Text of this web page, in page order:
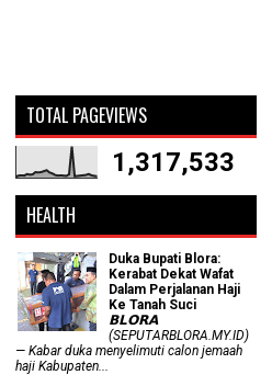
TOTAL PAGEVIEWS
1,317,533
HEALTH
Duka Bupati Blora:
Kerabat Dekat Wafat
Dalam Perjalanan Haji
Ke Tanah Suci
𝗕𝗟𝗢𝗥𝗔
(SEPUTARBLORA.MY.ID)
— Kabar duka menyelimuti calon jemaah
haji Kabupaten...